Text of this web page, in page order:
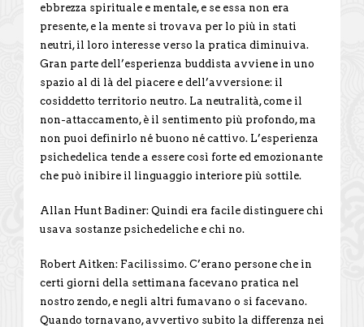
ebbrezza spirituale e mentale, e se essa non era
presente, e la mente si trovava per lo più in stati
neutri, il loro interesse verso la pratica diminuiva.
Gran parte dell’esperienza buddista avviene in uno
spazio al di là del piacere e dell’avversione: il
cosiddetto territorio neutro. La neutralità, come il
non-attaccamento, è il sentimento più profondo, ma
non puoi definirlo né buono né cattivo. L’esperienza
psichedelica tende a essere così forte ed emozionante
che può inibire il linguaggio interiore più sottile.
Allan Hunt Badiner: Quindi era facile distinguere chi
usava sostanze psichedeliche e chi no.
Robert Aitken: Facilissimo. C’erano persone che in
certi giorni della settimana facevano pratica nel
nostro zendo, e negli altri fumavano o si facevano.
Quando tornavano, avvertivo subito la differenza nei